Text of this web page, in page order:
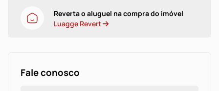
Reverta o aluguel na compra do imóvel
Luagge Revert
Fale conosco